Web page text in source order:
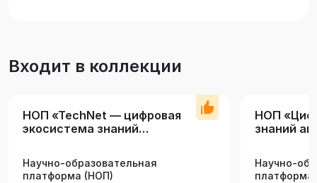
Входит в коллекции
НОП «TechNet — цифровая
экосистема знаний
Научно-образовательная
платформа (НОП)
НОП
знаний
Научно-
платформа